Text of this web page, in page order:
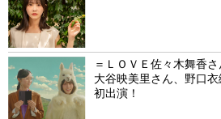
＝ＬＯＶＥ佐々木舞香
大谷映美里さん、野口
初出演！